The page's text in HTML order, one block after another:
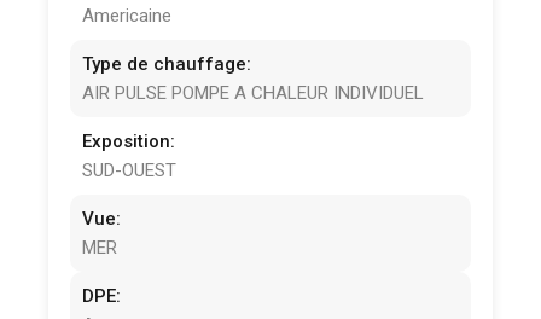
Americaine
Type de chauffage:
AIR PULSE POMPE A CHALEUR INDIVIDUEL
Exposition:
SUD-OUEST
Vue:
MER
DPE: